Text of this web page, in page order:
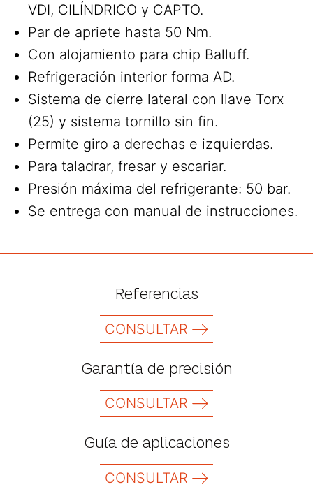
VDI, CILÍNDRICO y CAPTO.
Par de apriete hasta 50 Nm.
Con alojamiento para chip Balluff.
Refrigeración interior forma AD.
Sistema de cierre lateral con llave Torx
(25) y sistema tornillo sin fin.
Permite giro a derechas e izquierdas.
Para taladrar, fresar y escariar.
Presión máxima del refrigerante: 50 bar.
Se entrega con manual de instrucciones.
Referencias
CONSULTAR
Garantía de precisión
CONSULTAR
Guía de aplicaciones
CONSULTAR